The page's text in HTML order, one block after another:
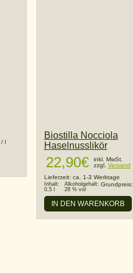
/l
Biostilla Nocciola
Haselnusslikör
22,90€
inkl. MwSt.
zzgl. Versand
Lieferzeit: ca. 1-3 Werktage
Inhalt:
0,5 l
Alkoholgehalt:
28 % vol
Grundpreis:
IN DEN WARENKORB